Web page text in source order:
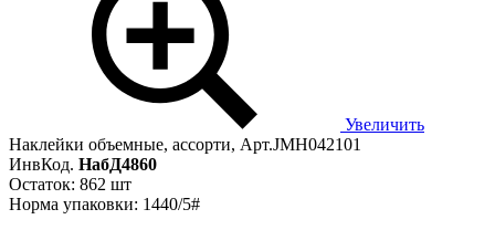
Увеличить
Наклейки объемные, ассорти, Арт.JMH042101
ИнвКод. НабД4860
Остаток: 862 шт
Норма упаковки: 1440/5#